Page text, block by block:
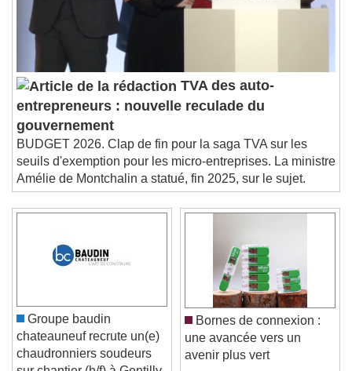
TVA des auto-
entrepreneurs : nouvelle reculade du
gouvernement
BUDGET 2026. Clap de fin pour la saga TVA sur les
seuils d'exemption pour les micro-entreprises. La ministre
Amélie de Montchalin a statué, fin 2025, sur le sujet.
Groupe baudin
chateauneuf recrute un(e)
chaudronniers soudeurs
Bornes de connexion :
une avancée vers un